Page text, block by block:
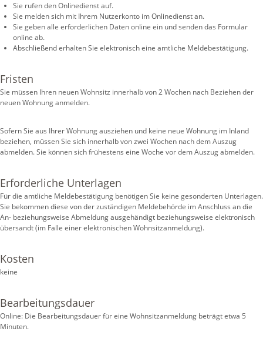
Sie rufen den Onlinedienst auf.
Sie melden sich mit Ihrem Nutzerkonto im Onlinedienst an.
Sie geben alle erforderlichen Daten online ein und senden das Formular
online ab.
Abschließend erhalten Sie elektronisch eine amtliche Meldebestätigung.
Fristen
Sie müssen Ihren neuen Wohnsitz innerhalb von 2 Wochen nach Beziehen der
neuen Wohnung anmelden.
Sofern Sie aus Ihrer Wohnung ausziehen und keine neue Wohnung im Inland
beziehen, müssen Sie sich innerhalb von zwei Wochen nach dem Auszug
abmelden. Sie können sich frühestens eine Woche vor dem Auszug abmelden.
Erforderliche Unterlagen
Für die amtliche Meldebestätigung benötigen Sie keine gesonderten Unterlagen.
Sie bekommen diese von der zuständigen Meldebehörde im Anschluss an die
An- beziehungsweise Abmeldung ausgehändigt beziehungsweise elektronisch
übersandt (im Falle einer elektronischen Wohnsitzanmeldung).
Kosten
keine
Bearbeitungsdauer
Online: Die Bearbeitungsdauer für eine Wohnsitzanmeldung beträgt etwa 5
Minuten.